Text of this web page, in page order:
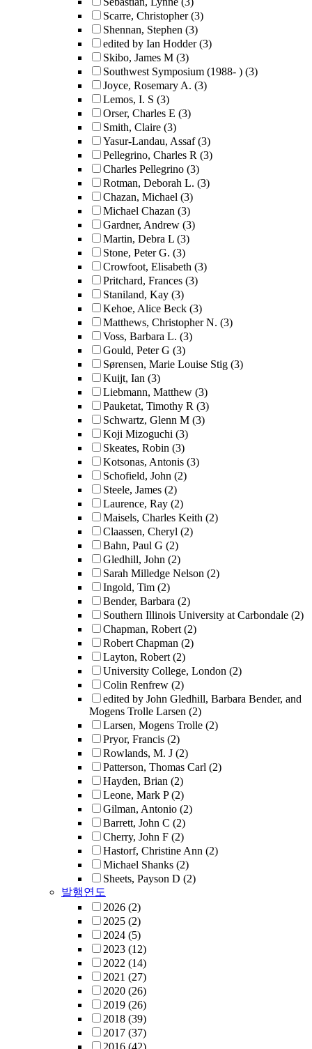
Scarre, Christopher (3)
Shennan, Stephen (3)
edited by Ian Hodder (3)
Skibo, James M (3)
Southwest Symposium (1988- ) (3)
Joyce, Rosemary A. (3)
Lemos, I. S (3)
Orser, Charles E (3)
Smith, Claire (3)
Yasur-Landau, Assaf (3)
Pellegrino, Charles R (3)
Charles Pellegrino (3)
Rotman, Deborah L. (3)
Chazan, Michael (3)
Michael Chazan (3)
Gardner, Andrew (3)
Martin, Debra L (3)
Stone, Peter G. (3)
Crowfoot, Elisabeth (3)
Pritchard, Frances (3)
Staniland, Kay (3)
Kehoe, Alice Beck (3)
Matthews, Christopher N. (3)
Voss, Barbara L. (3)
Gould, Peter G (3)
Sørensen, Marie Louise Stig (3)
Kuijt, Ian (3)
Liebmann, Matthew (3)
Pauketat, Timothy R (3)
Schwartz, Glenn M (3)
Koji Mizoguchi (3)
Skeates, Robin (3)
Kotsonas, Antonis (3)
Schofield, John (2)
Steele, James (2)
Laurence, Ray (2)
Maisels, Charles Keith (2)
Claassen, Cheryl (2)
Bahn, Paul G (2)
Gledhill, John (2)
Sarah Milledge Nelson (2)
Ingold, Tim (2)
Bender, Barbara (2)
Southern Illinois University at Carbondale (2)
Chapman, Robert (2)
Robert Chapman (2)
Layton, Robert (2)
University College, London (2)
Colin Renfrew (2)
edited by John Gledhill, Barbara Bender, and
Mogens Trolle Larsen (2)
Larsen, Mogens Trolle (2)
Pryor, Francis (2)
Rowlands, M. J (2)
Patterson, Thomas Carl (2)
Hayden, Brian (2)
Leone, Mark P (2)
Gilman, Antonio (2)
Barrett, John C (2)
Cherry, John F (2)
Hastorf, Christine Ann (2)
Michael Shanks (2)
Sheets, Payson D (2)
발행연도
2026 (2)
2025 (2)
2024 (5)
2023 (12)
2022 (14)
2021 (27)
2020 (26)
2019 (26)
2018 (39)
2017 (37)
2016 (42)